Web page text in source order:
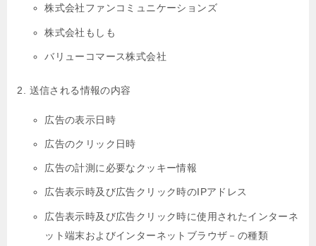
株式会社ファンコミュニケーションズ
株式会社もしも
バリューコマース株式会社
送信される情報の内容
広告の表示日時
広告のクリック日時
広告の計測に必要なクッキー情報
広告表示時及び広告クリック時のIPアドレス
広告表示時及び広告クリック時に使用されたインターネ
ット端末およびインターネットブラウザ－の種類